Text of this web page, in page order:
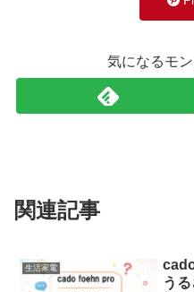
気になるモ
関連記事
生活家電
う